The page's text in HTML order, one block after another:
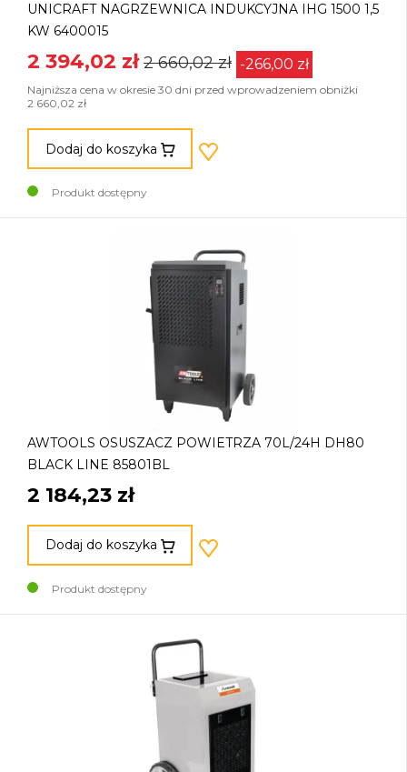
UNICRAFT NAGRZEWNICA INDUKCYJNA IHG 1500 1,5
KW 6400015
2 394,02 zł 2 660,02 zł -266,00 zł
Najniższa cena w okresie 30 dni przed wprowadzeniem obniżki
2 660,02 zł
Dodaj do koszyka
Produkt dostępny
AWTOOLS OSUSZACZ POWIETRZA 70L/24H DH80
BLACK LINE 85801BL
2 184,23 zł
Dodaj do koszyka
Produkt dostępny